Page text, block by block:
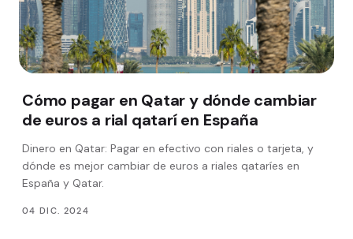
Cómo pagar en Qatar y dónde cambiar
de euros a rial qatarí en España
Dinero en Qatar: Pagar en efectivo con riales o tarjeta, y
dónde es mejor cambiar de euros a riales qataríes en
España y Qatar.
04 DIC. 2024